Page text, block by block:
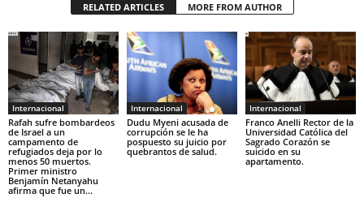
RELATED ARTICLES MORE FROM AUTHOR
Internacional
Rafah sufre bombardeos
de Israel a un
campamento de
refugiados deja por lo
menos 50 muertos.
Primer ministro
Benjamín Netanyahu
afirma que fue un...
Internacional
Dudu Myeni acusada de
corrupción se le ha
pospuesto su juicio por
quebrantos de salud.
Internacional
Franco Anelli Rector de la
Universidad Católica del
Sagrado Corazón se
suicido en su
apartamento.